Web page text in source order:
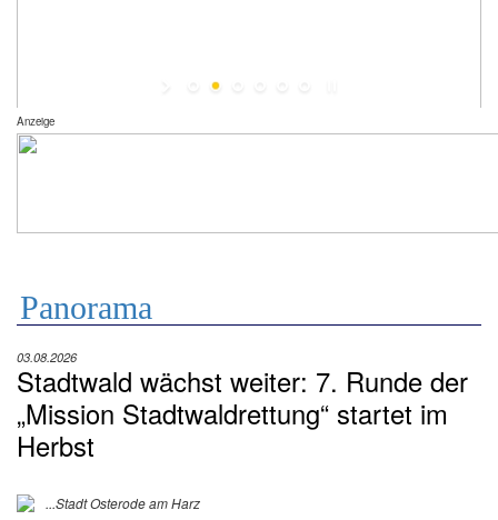
Anzeige
Panorama
03.08.2026
Stadtwald wächst weiter: 7. Runde der
„Mission Stadtwaldrettung“ startet im
Herbst
...Stadt Osterode am Harz